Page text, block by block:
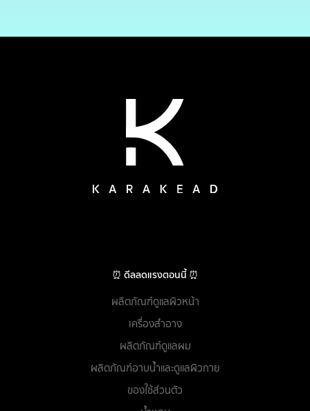
⏰ ดีลลดแรงตอนนี้ ⏰
ผลิตภัณฑ์ดูแลผิวหน้า
เครื่องสำอาง
ผลิตภัณฑ์ดูแลผม
ผลิตภัณฑ์อาบน้ำและดูแลผิวกาย
ของใช้ส่วนตัว